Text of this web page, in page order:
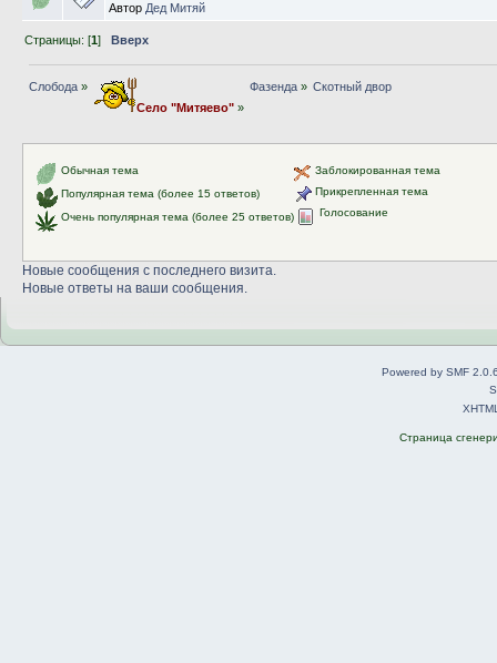
Автор Дед Митяй
Страницы: [1]Вверх
Слобода »
Село "Митяево"»
Фазенда» Скотный двор
Обычная тема
Популярная тема (более 15 ответов)
Очень популярная тема (более 25 ответов)
Заблокированная тема
Прикрепленная тема
Голосование
Новые сообщения с последнего визита.
Новые ответы на ваши сообщения.
Powered by SMF
Страница